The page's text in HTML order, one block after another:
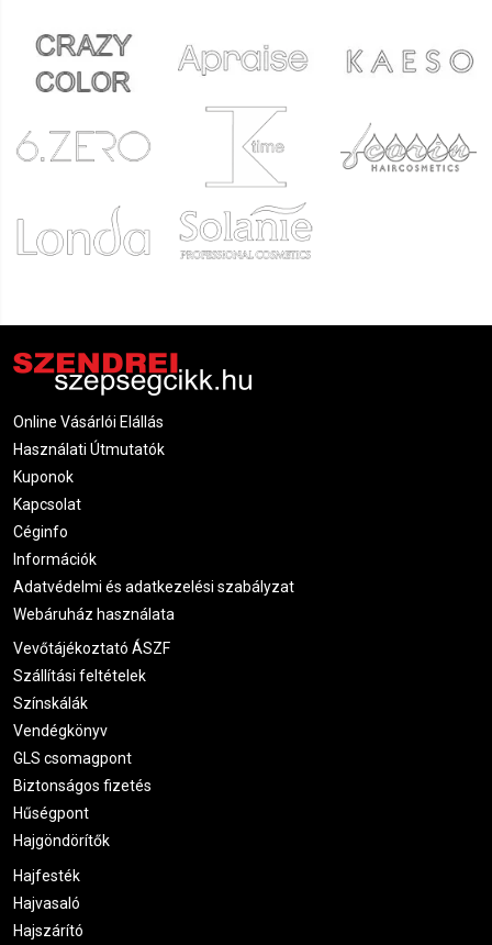
Online Vásárlói Elállás
Használati Útmutatók
Kuponok
Kapcsolat
Céginfo
Információk
Adatvédelmi és adatkezelési szabályzat
Webáruház használata
Vevőtájékoztató ÁSZF
Szállítási feltételek
Színskálák
Vendégkönyv
GLS csomagpont
Biztonságos fizetés
Hűségpont
Hajgöndörítők
Hajfesték
Hajvasaló
Hajszárító